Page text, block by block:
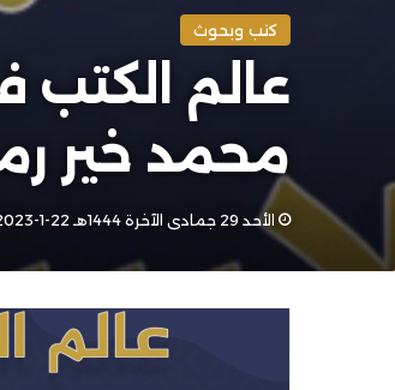
كتب وبحوث
محمد خير
الأحد 29 جمادى الآخرة 1444هـ 22-1-2023م